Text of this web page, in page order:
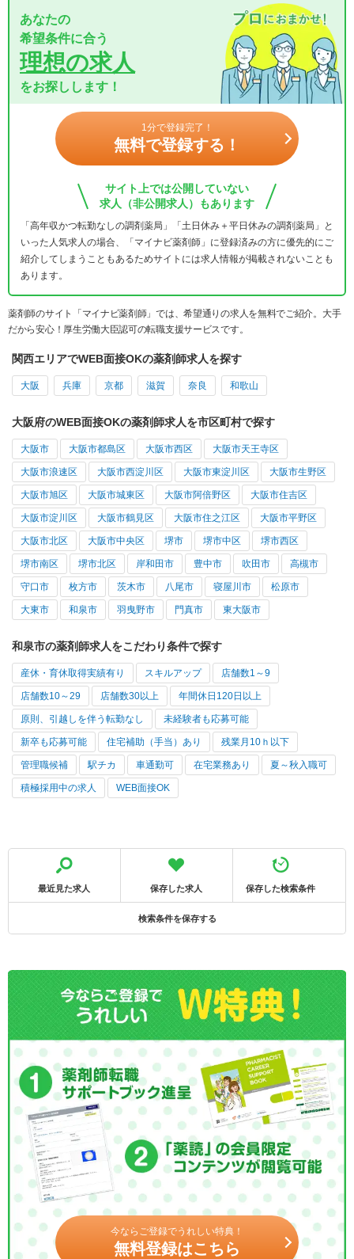
あなたの
希望条件に合う
理想の求人
をお探しします！
1分で登録完了！
無料で登録する！
サイト上では公開していない
求人（非公開求人）もあります
「高年収かつ転勤なしの調剤薬局」「土日休み＋平日休みの調剤薬局」と
いった人気求人の場合、「マイナビ薬剤師」に登録済みの方に優先的にご
紹介してしまうこともあるためサイトには求人情報が掲載されないことも
あります。
薬剤師のサイト「マイナビ薬剤師」では、希望通りの求人を無料でご紹介。大手
だから安心！厚生労働大臣認可の転職支援サービスです。
関西エリアでWEB面接OKの薬剤師求人を探す
大阪 兵庫 京都 滋賀 奈良 和歌山
大阪府のWEB面接OKの薬剤師求人を市区町村で探す
大阪市 大阪市都島区 大阪市西区 大阪市天王寺区
大阪市浪速区 大阪市西淀川区 大阪市東淀川区 大阪市生野区
大阪市旭区 大阪市城東区 大阪市阿倍野区 大阪市住吉区
大阪市淀川区 大阪市鶴見区 大阪市住之江区 大阪市平野区
大阪市北区 大阪市中央区 堺市 堺市中区 堺市西区
堺市南区 堺市北区 岸和田市 豊中市 吹田市 高槻市
守口市 枚方市 茨木市 八尾市 寝屋川市 松原市
大東市 和泉市 羽曳野市 門真市 東大阪市
和泉市の薬剤師求人をこだわり条件で探す
産休・育休取得実績有り スキルアップ 店舗数1～9
店舗数10～29 店舗数30以上 年間休日120日以上
原則、引越しを伴う転勤なし 未経験者も応募可能
新卒も応募可能 住宅補助（手当）あり 残業月10ｈ以下
管理職候補 駅チカ 車通勤可 在宅業務あり 夏～秋入職可
積極採用中の求人 WEB面接OK
最近見た求人 保存した求人 保存した検索条件
検索条件を保存する
今ならご登録でうれしい特典！
無料登録はこちら